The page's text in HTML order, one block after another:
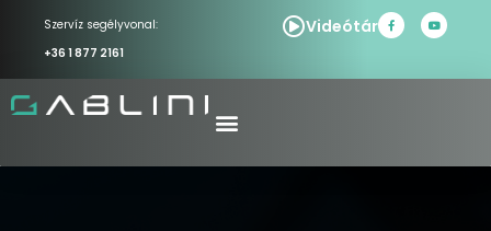
Szervíz segélyvonal:
+36 1 877 2161
Videótár